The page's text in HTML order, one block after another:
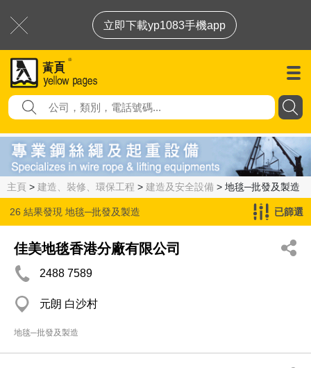
立即下載yp1083手機app
主頁 > 建造、裝修、環保工程 > 建造及安全設備 > 地毯─批發及製造
26 結果發現 地毯─批發及製造 已篩選
佳美地毯香港分廠有限公司
2488 7589
元朗 白沙村
地毯─批發及製造